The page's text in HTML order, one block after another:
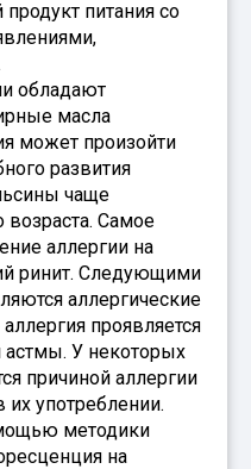
питания со
обладают
масла
может произойти
развития
чаще
возраста. Самое
аллергии на
ринит. Следующими
аллергические
проявляется
астмы. У некоторых
причиной аллергии
употреблении.
методики
на